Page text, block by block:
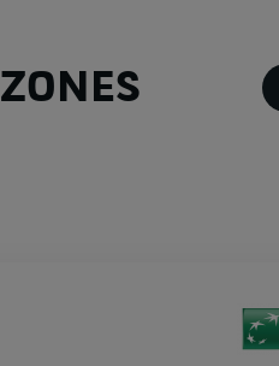
ZONES